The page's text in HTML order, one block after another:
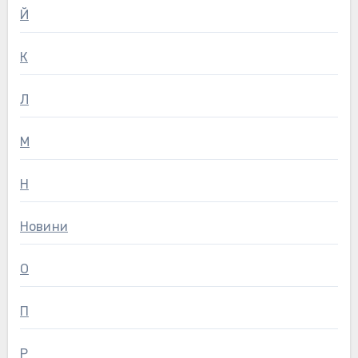
Й
К
Л
М
Н
Новини
О
П
Р